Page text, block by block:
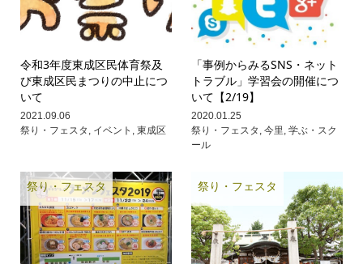
令和3年度東成区民体育祭及
び東成区民まつりの中止につ
いて
2021.09.06
祭り・フェスタ
イベント 東成区
「事例からみるSNS・ネット
トラブル」学習会の開催につ
いて【2/19】
2020.01.25
祭り・フェスタ ,今里 ,学ぶ・スク
ール
祭り・フェスタ 祭り・フェスタ